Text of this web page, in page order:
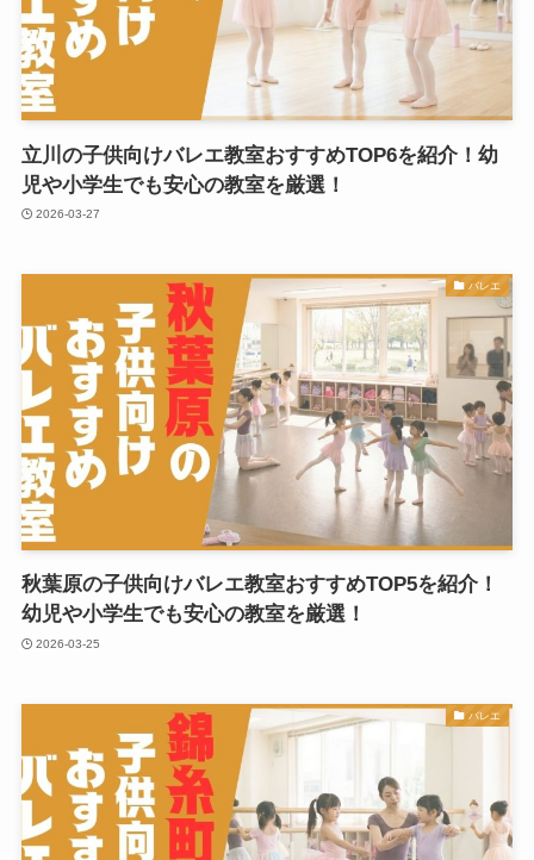
立川の子供向けバレエ教室おすすめTOP6を紹介！幼
児や小学生でも安心の教室を厳選！
2026-03-27
バレエ
秋葉原の子供向けバレエ教室おすすめTOP5を紹介！
幼児や小学生でも安心の教室を厳選！
2026-03-25
バレエ